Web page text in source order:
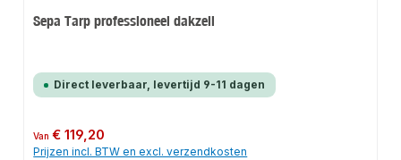
Sepa Tarp professioneel dakzeil
Direct leverbaar, levertijd 9-11 dagen
Normale prijs:
Van€ 119,20
Prijzen incl. BTW en excl. verzendkosten